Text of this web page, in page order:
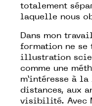
totalement
laquelle nous
Dans mon
formation ne se
illustration
comme une
m’intéresse à
distances, aux
visibilité. Avec